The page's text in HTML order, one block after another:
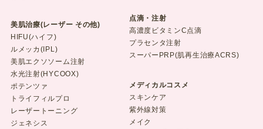
美肌治療(レーザー その他)
HIFU(ハイフ)
ルメッカ(IPL)
美肌エクソソーム注射
水光注射(HYCOOX)
ポテンツァ
トライフィルプロ
レーザートーニング
ジェネシス
点滴・注射
高濃度ビタミンC点滴
プラセンタ注射
スーパーPRP(肌再生治療ACRS)
メディカルコスメ
スキンケア
紫外線対策
メイク